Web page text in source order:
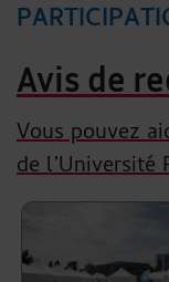
Avis de
Vous pouvez
de l’Université